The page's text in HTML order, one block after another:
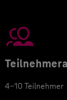
4-10 Teilnehmer